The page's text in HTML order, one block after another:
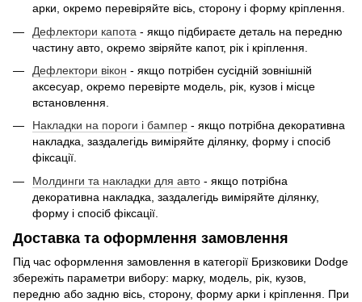
арки, окремо перевіряйте вісь, сторону і форму кріплення.
Дефлектори капота - якщо підбираєте деталь на передню
частину авто, окремо звіряйте капот, рік і кріплення.
Дефлектори вікон - якщо потрібен сусідній зовнішній
аксесуар, окремо перевірте модель, рік, кузов і місце
встановлення.
Накладки на пороги і бампер - якщо потрібна декоративна
накладка, заздалегідь виміряйте ділянку, форму і спосіб
фіксації.
Молдинги та накладки для авто - якщо потрібна
декоративна накладка, заздалегідь виміряйте ділянку,
форму і спосіб фіксації.
Доставка та оформлення замовлення
Під час оформлення замовлення в категорії Бризковики Dodge
збережіть параметри вибору: марку, модель, рік, кузов,
передню або задню вісь, сторону, форму арки і кріплення. При